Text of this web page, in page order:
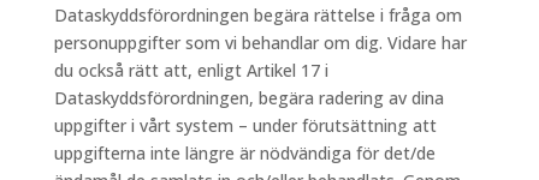
Dataskyddsförordningen begära rättelse i fråga om
personuppgifter som vi behandlar om dig. Vidare har
du också rätt att, enligt Artikel 17 i
Dataskyddsförordningen, begära radering av dina
uppgifter i vårt system – under förutsättning att
uppgifterna inte längre är nödvändiga för det/de